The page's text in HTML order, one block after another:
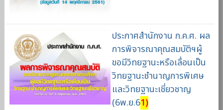
ประกาศสำนักงาน ก.ค.ศ. ผล
การพิจารณาคุณสมบัติฯผู้
ขอมีวิทยฐานะหรือเลื่อนเป็น
วิทยฐานะชำนาญการพิเศษ
และวิทยฐานะเชี่ยวชาญ
(6พ.ย.61)